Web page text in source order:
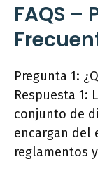
FAQS –
Pregunta 1:
Respuesta 1:
conjunto de
encargan del
reglamentos